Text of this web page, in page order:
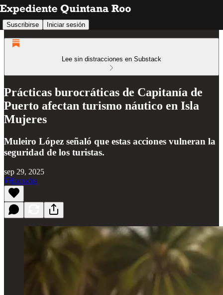
Suscribirse Iniciar sesión
Lee sin distracciones en Substack
Prácticas burocráticas de Capitanía de
Puerto afectan turismo náutico en Isla
Mujeres
Muleiro López señaló que estas acciones vulneran la
seguridad de los turistas.
sep 29, 2025
Escucha